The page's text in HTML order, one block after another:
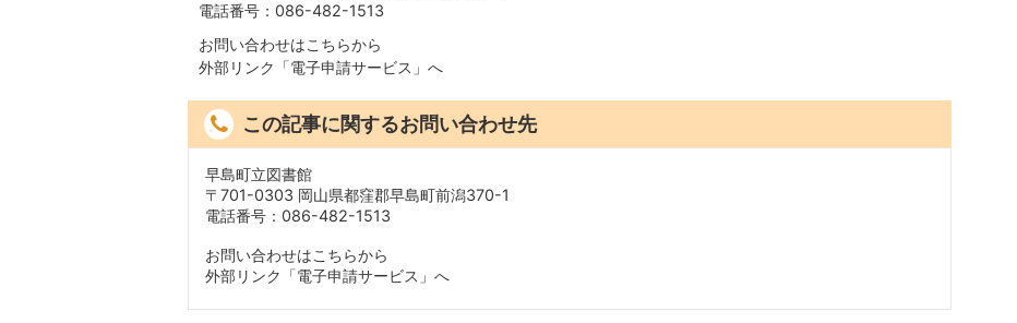
電話番号：086-482-1513
お問い合わせはこちらから
外部リンク「電子申請サービス」へ
この記事に関するお問い合わせ先
早島町立図書館
〒701-0303 岡山県都窪郡早島町前潟370-1
電話番号：086-482-1513
お問い合わせはこちらから
外部リンク「電子申請サービス」へ